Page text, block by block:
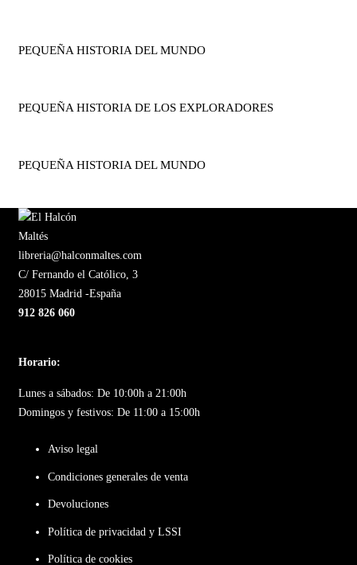
PEQUEÑA HISTORIA DEL MUNDO
PEQUEÑA HISTORIA DE LOS EXPLORADORES
PEQUEÑA HISTORIA DEL MUNDO
libreria@halconmaltes.com
C/ Fernando el Católico, 3
28015 Madrid -España
912 826 060
Horario:
Lunes a sábados: De 10:00h a 21:00h
Domingos y festivos: De 11:00 a 15:00h
Aviso legal
Condiciones generales de venta
Devoluciones
Política de privacidad y LSSI
Política de cookies